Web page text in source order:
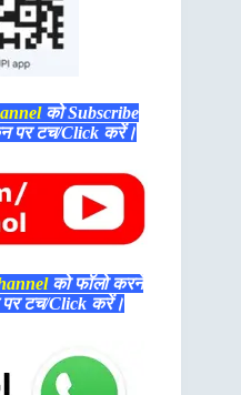
को Subscribe
पर टच/Click करें।
को फॉलो करने
टच/Click करें।